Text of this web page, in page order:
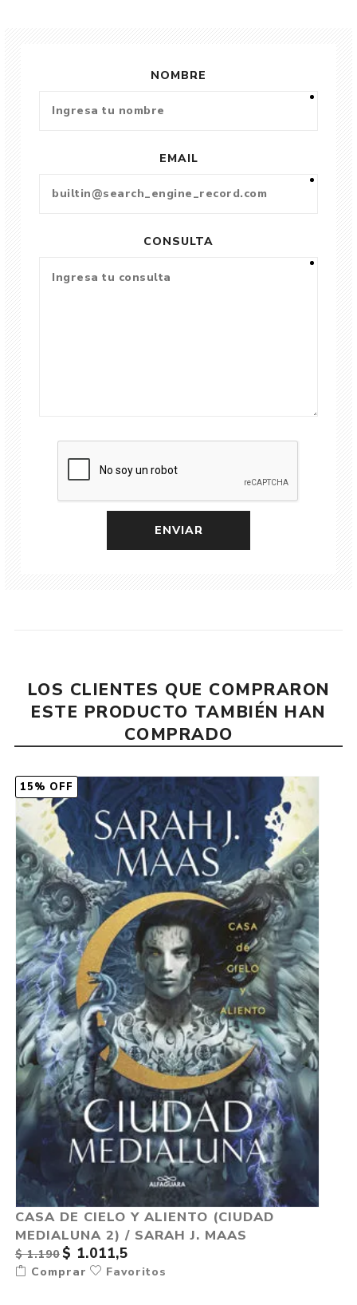
NOMBRE
EMAIL
CONSULTA
LOS CLIENTES QUE COMPRARON
ESTE PRODUCTO TAMBIÉN HAN
COMPRADO
15% OFF
CASA DE CIELO Y ALIENTO (CIUDAD
MEDIALUNA 2) / SARAH J. MAAS
$ 1.190 $ 1.011,5
Comprar Favoritos